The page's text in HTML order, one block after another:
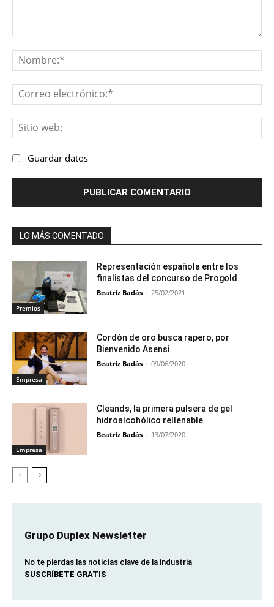
Guardar datos
LO MÁS COMENTADO
Premios
Representación española entre los
finalistas del concurso de Progold
Beatriz Badás - 25/02/2021
Empresa
Cordón de oro busca rapero, por
Bienvenido Asensi
Beatriz Badás - 09/06/2020
Empresa
Cleands, la primera pulsera de gel
hidroalcohólico rellenable
Beatriz Badás - 13/07/2020
Grupo Duplex Newsletter
No te pierdas las noticias clave de la industria
SUSCRÍBETE GRATIS